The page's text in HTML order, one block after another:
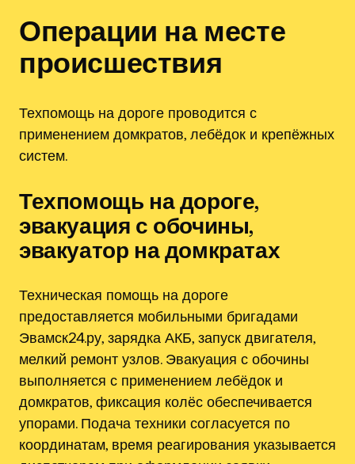
Операции на месте
происшествия
Техпомощь на дороге проводится с
применением домкратов, лебёдок и крепёжных
систем.
Техпомощь на дороге,
эвакуация с обочины,
эвакуатор на домкратах
Техническая помощь на дороге
предоставляется мобильными бригадами
Эвамск24.ру, зарядка АКБ, запуск двигателя,
мелкий ремонт узлов. Эвакуация с обочины
выполняется с применением лебёдок и
домкратов, фиксация колёс обеспечивается
упорами. Подача техники согласуется по
координатам, время реагирования указывается